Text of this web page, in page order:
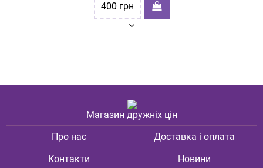
400 грн
Магазин дружніх цін
Про нас
Доставка і оплата
Контакти
Новини